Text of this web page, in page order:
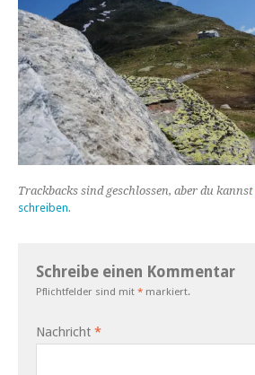
Trackbacks sind geschlossen, aber du kannst
schreiben.
Schreibe einen Kommentar
Pflichtfelder sind mit * markiert.
Nachricht *